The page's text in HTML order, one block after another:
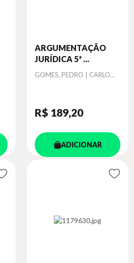
ARGUMENTAÇÃO
JURÍDICA 5ª ...
Autor
GOMES, PEDRO | CARLO...
R$ 189,20
ADICIONAR